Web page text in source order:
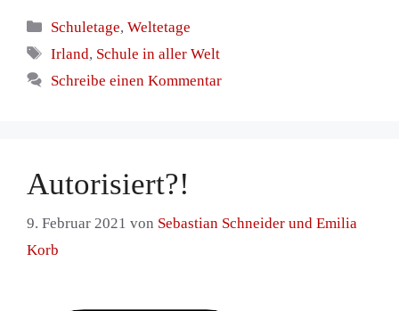
Kategorien
Schuletage,Weltetage
Schlagwörter
Irland, Schule in aller Welt
Schreibe einen Kommentar
Autorisiert?!
9. Februar 2021 von Sebastian Schneider und Emilia
Korb